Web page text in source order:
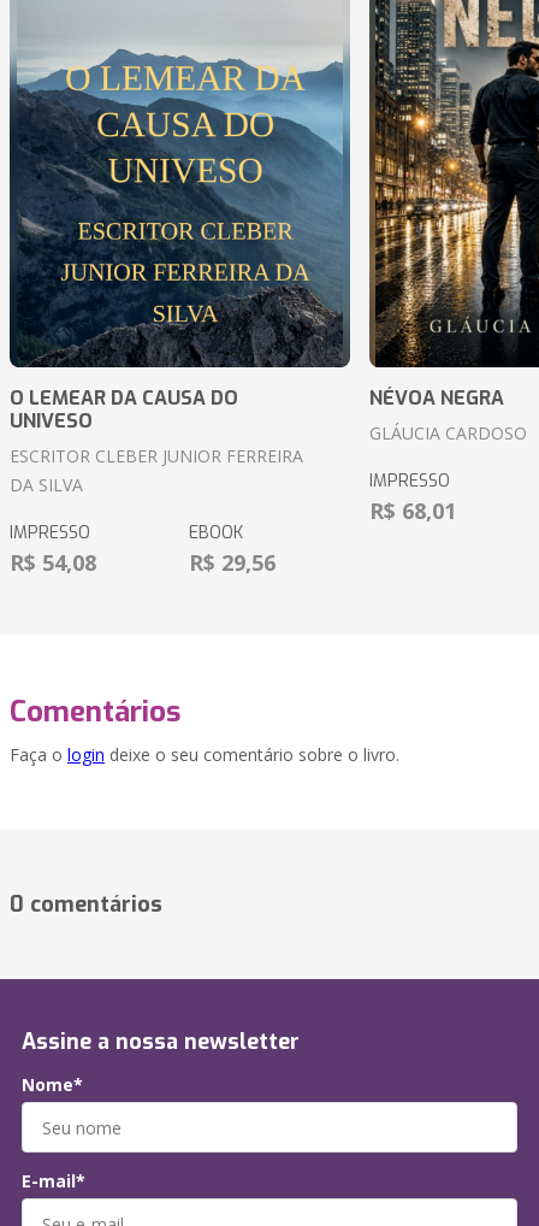
O LEMEAR DA CAUSA DO
UNIVESO
ESCRITOR CLEBER JUNIOR FERREIRA
DA SILVA
IMPRESSO
R$ 54,08
EBOOK
R$ 29,56
NÉVOA NEGRA
GLÁUCIA CARDOSO
IMPRESSO
R$ 68,01
Comentários
Faça o login deixe o seu comentário sobre o livro.
0 comentários
Assine a nossa newsletter
Nome*
E-mail*